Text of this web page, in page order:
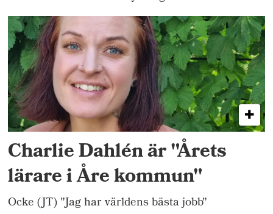
Charlie Dahlén är "Årets
lärare i Åre kommun"
Ocke (JT) "Jag har världens bästa jobb"